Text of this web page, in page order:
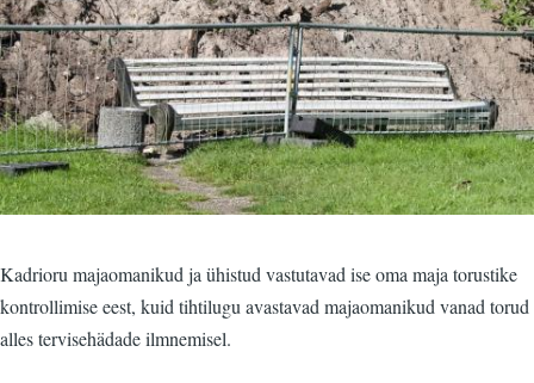
Kadrioru majaomanikud ja ühistud vastutavad ise oma maja torustike
kontrollimise eest, kuid tihtilugu avastavad majaomanikud vanad torud
alles tervisehädade ilmnemisel.